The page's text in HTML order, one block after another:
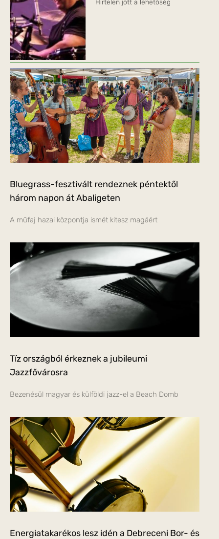
Hirtelen jött a lehetőség
Bluegrass-fesztivált rendeznek péntektől
három napon át Abaligeten
A műfaj hazai központja ismét kitesz magáért
Tíz országból érkeznek a jubileumi
Jazzfővárosra
Bezenésül magyar és külföldi jazz-el a Beach Domb
Energiatakarékos lesz idén a Debreceni Bor- és